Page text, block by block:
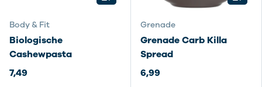
Body & Fit
Biologische
Cashewpasta
7,49
Grenade
Grenade Carb Killa
Spread
6,99